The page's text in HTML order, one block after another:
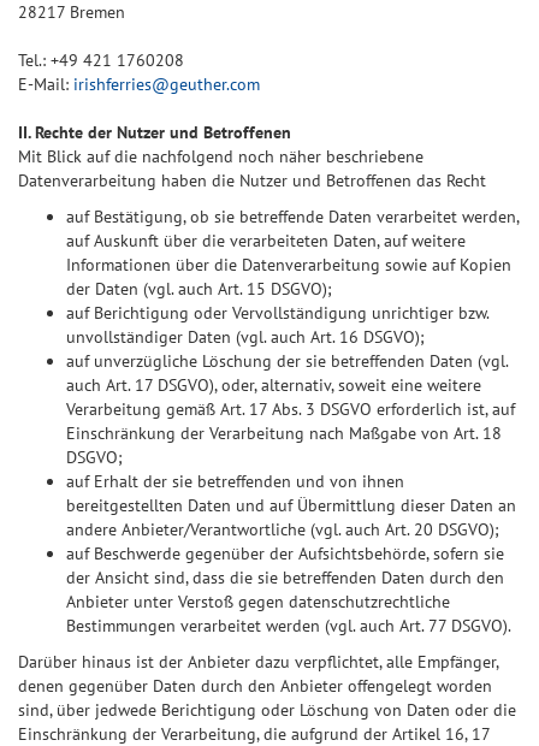
28217 Bremen
Tel.: +49 421 1760208
E-Mail: irishferries@geuther.com
II. Rechte der Nutzer und Betroffenen
Mit Blick auf die nachfolgend noch näher beschriebene
Datenverarbeitung haben die Nutzer und Betroffenen das Recht
auf Bestätigung, ob sie betreffende Daten verarbeitet werden,
auf Auskunft über die verarbeiteten Daten, auf weitere
Informationen über die Datenverarbeitung sowie auf Kopien
der Daten (vgl. auch Art. 15 DSGVO);
auf Berichtigung oder Vervollständigung unrichtiger bzw.
unvollständiger Daten (vgl. auch Art. 16 DSGVO);
auf unverzügliche Löschung der sie betreffenden Daten (vgl.
auch Art. 17 DSGVO), oder, alternativ, soweit eine weitere
Verarbeitung gemäß Art. 17 Abs. 3 DSGVO erforderlich ist, auf
Einschränkung der Verarbeitung nach Maßgabe von Art. 18
DSGVO;
auf Erhalt der sie betreffenden und von ihnen
bereitgestellten Daten und auf Übermittlung dieser Daten an
andere Anbieter/Verantwortliche (vgl. auch Art. 20 DSGVO);
auf Beschwerde gegenüber der Aufsichtsbehörde, sofern sie
der Ansicht sind, dass die sie betreffenden Daten durch den
Anbieter unter Verstoß gegen datenschutzrechtliche
Bestimmungen verarbeitet werden (vgl. auch Art. 77 DSGVO).
Darüber hinaus ist der Anbieter dazu verpflichtet, alle Empfänger,
denen gegenüber Daten durch den Anbieter offengelegt worden
sind, über jedwede Berichtigung oder Löschung von Daten oder die
Einschränkung der Verarbeitung, die aufgrund der Artikel 16, 17